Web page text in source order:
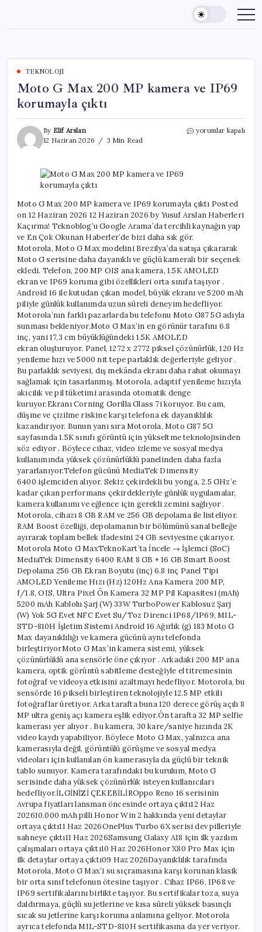
content
TEKNOLOJI
Moto G Max 200 MP kamera ve IP69
korumayla çıktı
By Elif Arslan
12 Haziran 2026
3 Min Read
Moto
IP69
korumayla
çıktı
için
yorumlar kapalı
Moto G Max 200 MP kamera ve IP69 korumayla çıktı Posted
on 12 Haziran 2026 12 Haziran 2026 by Yusuf Arslan Haberleri
Kaçırma! Teknoblog’u Google Arama’da tercihli kaynağın yap
ve En Çok Okunan Haberler’de bizi daha sık gör.
Motorola, Moto G Max modelini Brezilya’da satışa çıkararak
Moto G serisine daha dayanıklı ve güçlü kameralı bir seçenek
ekledi. Telefon, 200 MP OIS ana kamera, 1.5K AMOLED
ekran ve IP69 koruma gibi özellikleri orta sınıfa taşıyor .
Android 16 ile kutudan çıkan model, büyük ekranı ve 5200 mAh
piliyle günlük kullanımda uzun süreli deneyim hedefliyor.
Motorola’nın farklı pazarlarda bu telefonu Moto G87 5G adıyla
sunması bekleniyor.Moto G Max’in en görünür tarafını 6.8
inç, yani 17,3 cm büyüklüğündeki 1.5K AMOLED
ekran oluşturuyor. Panel, 1272 x 2772 piksel çözünürlük, 120 Hz
yenileme hızı ve 5000 nit tepe parlaklık değerleriyle geliyor .
Bu parlaklık seviyesi, dış mekânda ekranı daha rahat okumayı
sağlamak için tasarlanmış. Motorola, adaptif yenileme hızıyla
akıcılık ve pil tüketimi arasında otomatik denge
kuruyor.Ekranı Corning Gorilla Glass 7i koruyor. Bu cam,
düşme ve çizilme riskine karşı telefona ek dayanıklılık
kazandırıyor. Bunun yanı sıra Motorola, Moto G87 5G
sayfasında 1.5K sınıfı görüntü için yükseltme teknolojisinden
söz ediyor . Böylece cihaz, video izleme ve sosyal medya
kullanımında yüksek çözünürlüklü panelinden daha fazla
yararlanıyor.Telefon gücünü MediaTek Dimensity
6400 işlemciden alıyor. Sekiz çekirdekli bu yonga, 2.5 GHz’e
kadar çıkan performans çekirdekleriyle günlük uygulamalar,
kamera kullanımı ve eğlence için gerekli zemini sağlıyor .
Motorola, cihazı 8 GB RAM ve 256 GB depolama ile listeliyor.
RAM Boost özelliği, depolamanın bir bölümünü sanal belleğe
ayırarak toplam bellek ifadesini 24 GB seviyesine çıkarıyor.
Motorola Moto G MaxTeknoKart’ta İncele → İşlemci (SoC)
MediaTek Dimensity 6400 RAM 8 GB + 16 GB Smart Boost
Depolama 256 GB Ekran Boyutu (inç) 6.8 inç Panel Tipi
AMOLED Yenileme Hızı (Hz) 120Hz Ana Kamera 200 MP,
f/1.8, OIS, Ultra Pixel Ön Kamera 32 MP Pil Kapasitesi (mAh)
5200 mAh Kablolu Şarj (W) 33W TurboPower Kablosuz Şarj
(W) Yok 5G Evet NFC Evet Su/Toz Direnci IP68/IP69, MIL-
STD-810H İşletim Sistemi Android 16 Ağırlık (g) 183 Moto G
Max dayanıklılığı ve kamera gücünü aynı telefonda
birleştiriyorMoto G Max’in kamera sistemi, yüksek
çözünürlüklü ana sensörle öne çıkıyor . Arkadaki 200 MP ana
kamera, optik görüntü sabitleme desteğiyle el titremesinin
fotoğraf ve videoya etkisini azaltmayı hedefliyor. Motorola, bu
sensörde 16 pikseli birleştiren teknolojiyle 12.5 MP etkili
fotoğraflar üretiyor. Arka tarafta buna 120 derece görüş açılı 8
MP ultra geniş açı kamera eşlik ediyor.Ön tarafta 32 MP selfie
kamerası yer alıyor . Bu kamera, 30 kare/saniye hızında 2K
video kaydı yapabiliyor. Böylece Moto G Max, yalnızca ana
kamerasıyla değil, görüntülü görüşme ve sosyal medya
videoları için kullanılan ön kamerasıyla da güçlü bir teknik
tablo sunuyor. Kamera tarafındaki bu kurulum, Moto G
serisinde daha yüksek çözünürlük isteyen kullanıcıları
hedefliyor.İLGİNİZİ ÇEKEBİLİROppo Reno 16 serisinin
Avrupa fiyatları lansman öncesinde ortaya çıktı12 Haz
202610.000 mAh pilli Honor Win 2 hakkında yeni detaylar
ortaya çıktı11 Haz 2026OnePlus Turbo 6X serisi dev pilleriyle
sahneye çıktı11 Haz 2026Samsung Galaxy A18 için ilk yazılım
çalışmaları ortaya çıktı10 Haz 2026Honor X80 Pro Max için
ilk detaylar ortaya çıktı09 Haz 2026Dayanıklılık tarafında
Motorola, Moto G Max’i su sıçramasına karşı korunan klasik
bir orta sınıf telefonun ötesine taşıyor . Cihaz IP66, IP68 ve
IP69 sertifikalarını birlikte taşıyor. Bu sertifikalar toza, suya
daldırmaya, güçlü su jetlerine ve kısa süreli yüksek basınçlı
sıcak su jetlerine karşı koruma anlamına geliyor. Motorola
ayrıca telefonda MIL-STD-810H sertifikasına da yer veriyor.